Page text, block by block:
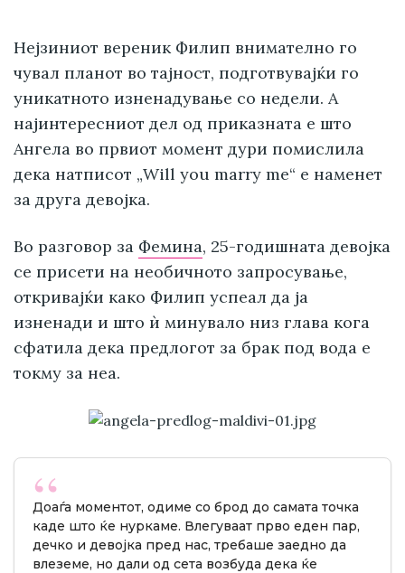
Нејзиниот вереник Филип внимателно го
чувал планот во тајност, подготвувајќи го
уникатното изненадување со недели. А
најинтересниот дел од приказната е што
Ангела во првиот момент дури помислила
дека натписот „Will you marry me“ е наменет
за друга девојка.
Во разговор за Фемина, 25-годишната девојка
се присети на необичното запросување,
откривајќи како Филип успеал да ја
изненади и што ѝ минувало низ глава кога
сфатила дека предлогот за брак под вода е
токму за неа.
Доаѓа моментот, одиме со брод до самата точка
каде што ќе нуркаме. Влегуваат прво еден пар,
дечко и девојка пред нас, требаше заедно да
влеземе, но дали од сета возбуда дека ќе